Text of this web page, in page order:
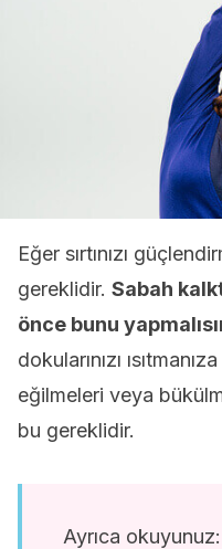
Eğer sırtınızı
gereklidir. Sabah
önce bunu
dokularınızı
eğilmeleri veya
bu gereklidir.
Ayrıca okuyunuz: